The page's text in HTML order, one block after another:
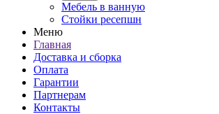
Мебель в ванную
Стойки ресепшн
Меню
Главная
Доставка и сборка
Оплата
Гарантии
Партнерам
Контакты